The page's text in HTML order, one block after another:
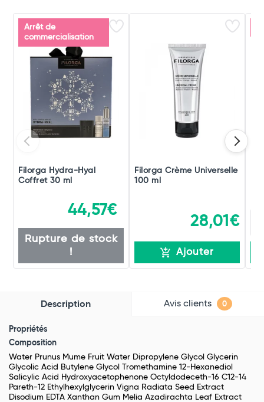
Arrêt de
commercialisation
Filorga Hydra-Hyal
Coffret 30 ml
44,57€
Rupture de stock
!
Filorga Crème Universelle
100 ml
28,01€
Ajouter
Description Avis clients 0
Propriétés
Composition
Water Prunus Mume Fruit Water Dipropylene Glycol Glycerin
Glycolic Acid Butylene Glycol Tromethamine 12-Hexanediol
Salicylic Acid Hydroxyacetophenone Octyldodeceth-16 C12-14
Pareth-12 Ethylhexylglycerin Vigna Radiata Seed Extract
Disodium EDTA Xanthan Gum Melia Azadirachta Leaf Extract